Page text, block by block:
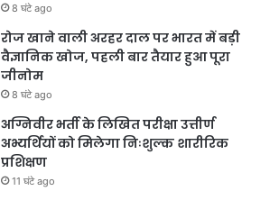
8 घंटे ago
रोज खाने वाली अरहर दाल पर भारत में बड़ी
वैज्ञानिक खोज, पहली बार तैयार हुआ पूरा
जीनोम
8 घंटे ago
अग्निवीर भर्ती के लिखित परीक्षा उत्तीर्ण
अभ्यर्थियों को मिलेगा निःशुल्क शारीरिक
प्रशिक्षण
11 घंटे ago